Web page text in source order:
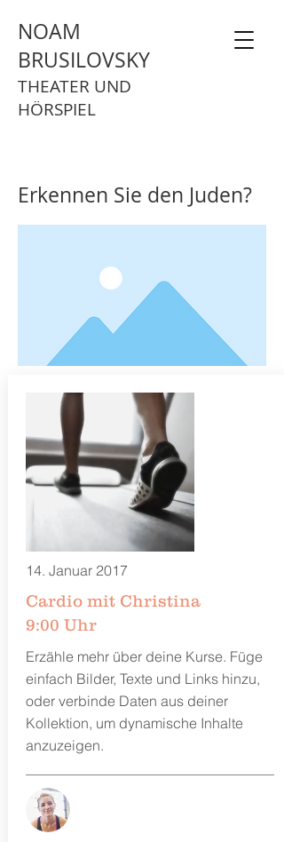
NOAM
BRUSILOVSKY
THEATER UND
HÖRSPIEL
Erkennen Sie den Juden?
14. Januar 2017
Cardio mit Christina
9:00 Uhr
Erzähle mehr über deine Kurse. Füge
einfach Bilder, Texte und Links hinzu,
oder verbinde Daten aus deiner
Kollektion, um dynamische Inhalte
anzuzeigen.